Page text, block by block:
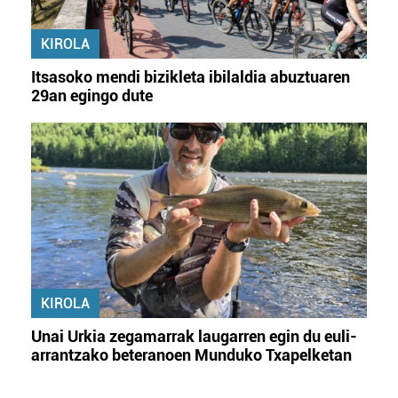
KIROLA
Itsasoko mendi bizikleta ibilaldia abuztuaren
29an egingo dute
KIROLA
Unai Urkia zegamarrak laugarren egin du euli-
arrantzako beteranoen Munduko Txapelketan